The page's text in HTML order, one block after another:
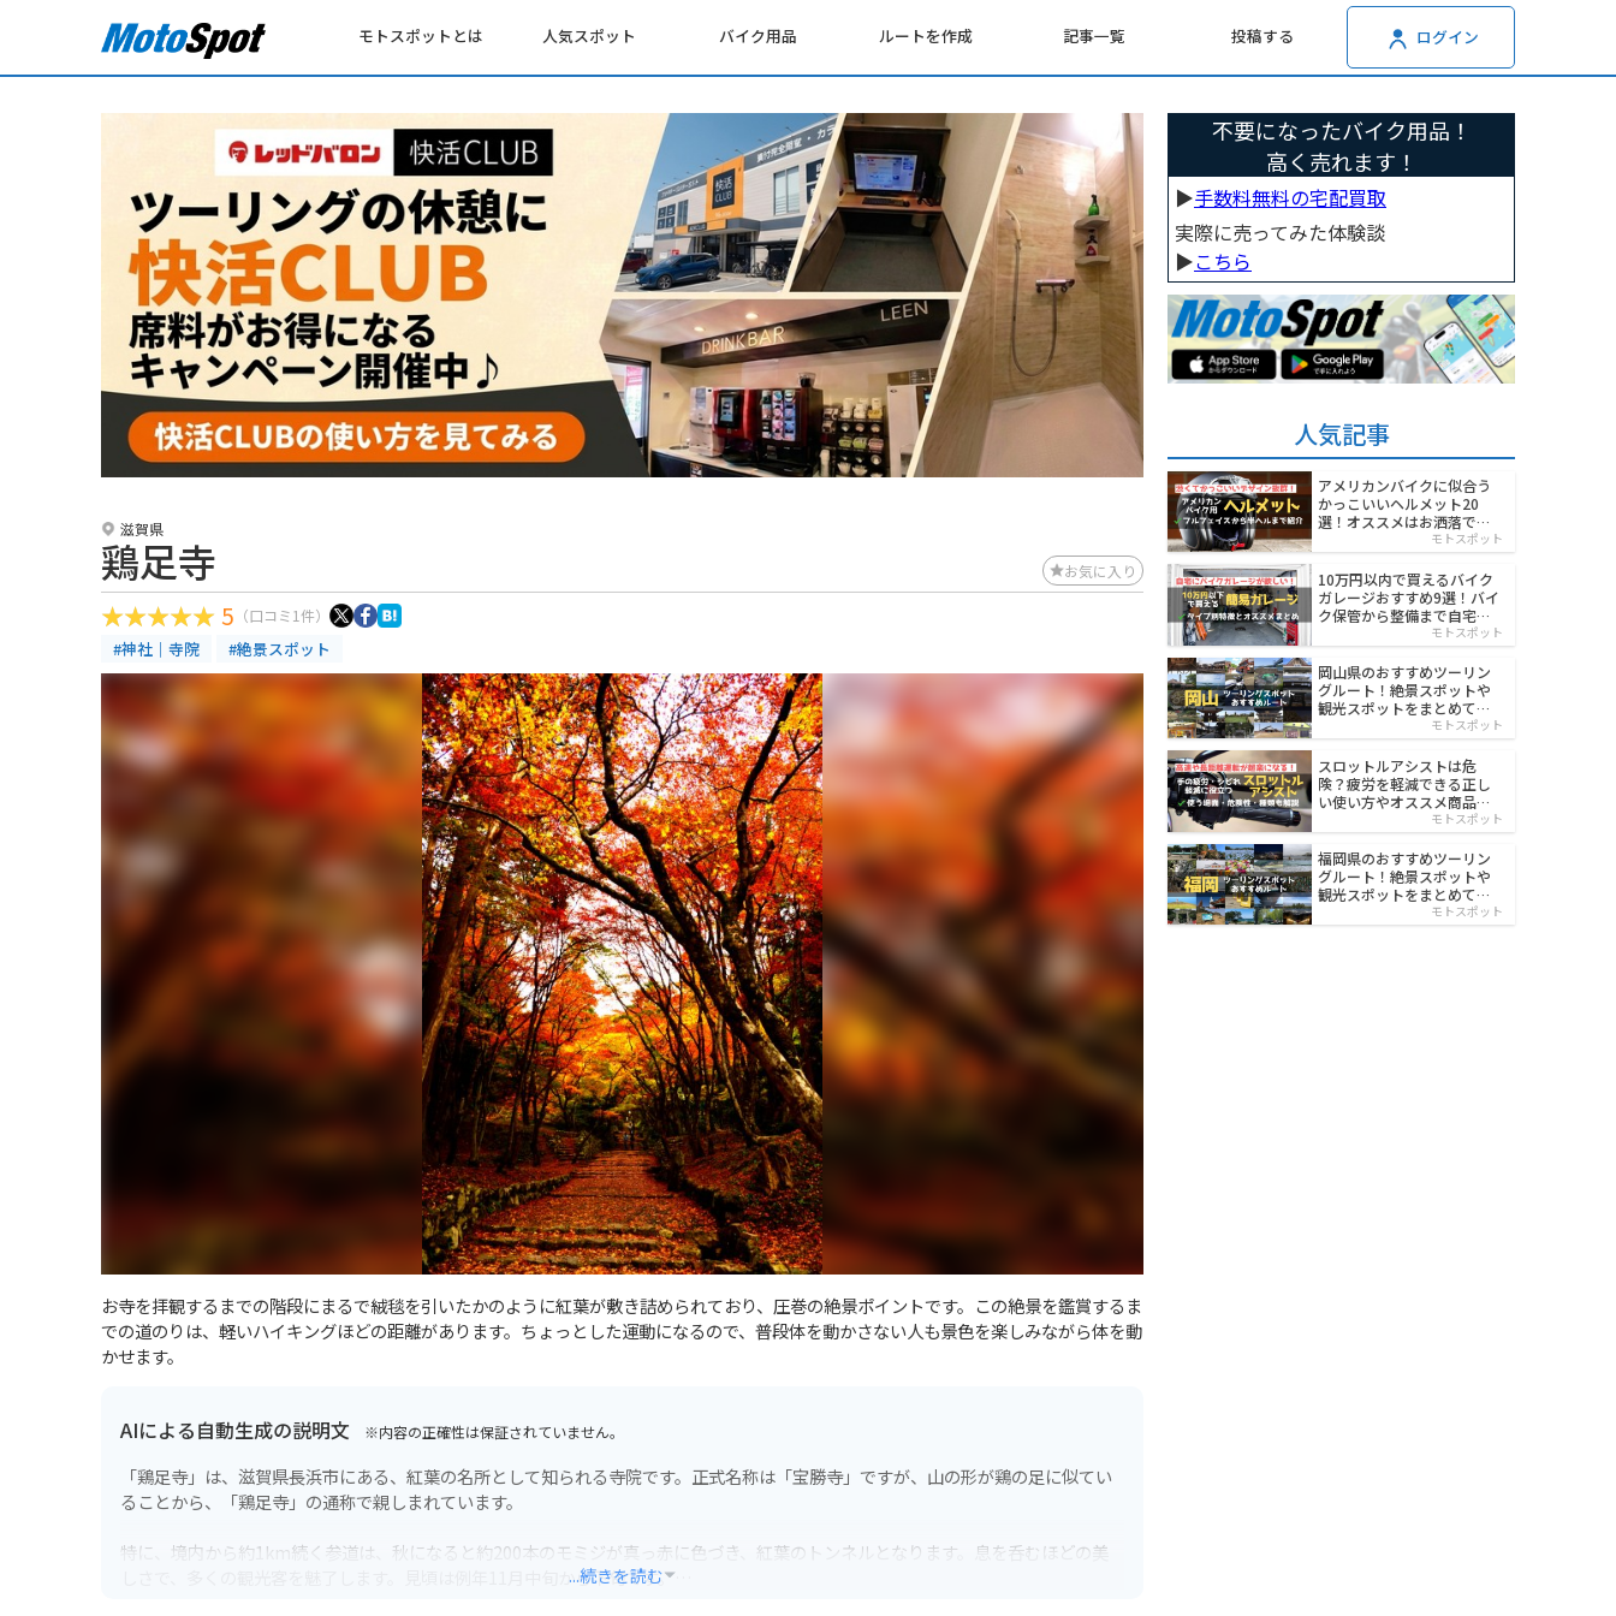
モトスポットとは 人気スポット バイク用品 ルートを作成 記事一覧 投稿する ログイン
滋賀県
鶏足寺 お気に入り
5 （口コミ1件）
#神社｜寺院 #絶景スポット
お寺を拝観するまでの階段にまるで絨毯を引いたかのように紅葉が敷き詰められており、圧巻の絶景ポイントです。この絶景を鑑賞するま
での道のりは、軽いハイキングほどの距離があります。ちょっとした運動になるので、普段体を動かさない人も景色を楽しみながら体を動
かせます。
AIによる自動生成の説明文 ※内容の正確性は保証されていません。
「鶏足寺」は、滋賀県長浜市にある、紅葉の名所として知られる寺院です。正式名称は「宝勝寺」ですが、山の形が鶏の足に似てい
ることから、「鶏足寺」の通称で親しまれています。
特に、境内から約1km続く参道は、秋になると約200本のモミジが真っ赤に色づき、紅葉のトンネルとなります。息を呑むほどの美
しさで、多くの観光客を魅了します。見頃は例年11月中旬から下旬です。
...続きを読む
不要になったバイク用品！
高く売れます！
▶︎手数料無料の宅配買取
実際に売ってみた体験談
▶︎こちら
人気記事
アメリカンバイクに似合う
かっこいいヘルメット20
選！オススメはお洒落でワ
モトスポット
10万円以内で買えるバイク
ガレージおすすめ9選！バイ
ク保管から整備まで自宅で
モトスポット
岡山県のおすすめツーリン
グルート！絶景スポットや
観光スポットをまとめて紹
モトスポット
スロットルアシストは危
険？疲労を軽減できる正し
い使い方やオススメ商品を
モトスポット
福岡県のおすすめツーリン
グルート！絶景スポットや
観光スポットをまとめて紹
モトスポット